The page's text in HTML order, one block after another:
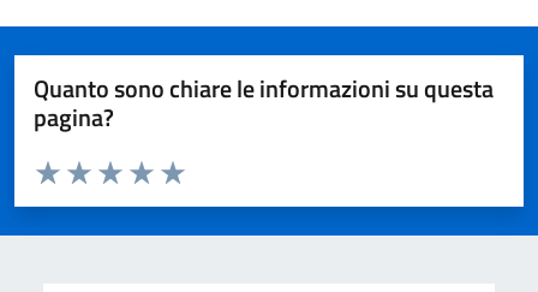
Quanto sono chiare le informazioni su questa
pagina?
Domanda
Valuta da 1 a 5 stelle la pagina
Valuta 5 stelle su 5
Valuta 4 stelle su 5
Valuta 3 stelle su 5
Valuta 2 stelle su 5
Valuta 1 stelle su 5